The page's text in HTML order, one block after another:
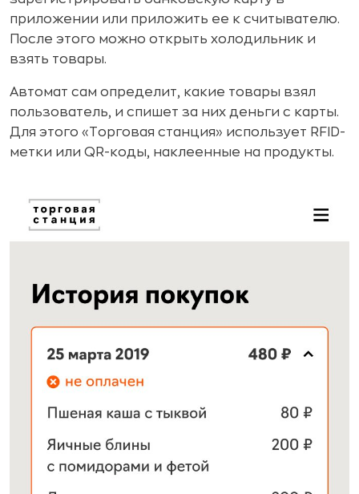
приложении или приложить ее к считывателю.
После этого можно открыть холодильник и
взять товары.
Автомат сам определит, какие товары взял
пользователь, и спишет за них деньги с карты.
Для этого «Торговая станция» использует RFID-
метки или QR-коды, наклеенные на продукты.